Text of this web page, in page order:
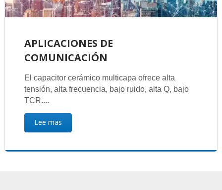
APLICACIONES DE
COMUNICACIÓN
El capacitor cerámico multicapa ofrece alta
tensión, alta frecuencia, bajo ruido, alta Q, bajo
TCR....
Lee mas